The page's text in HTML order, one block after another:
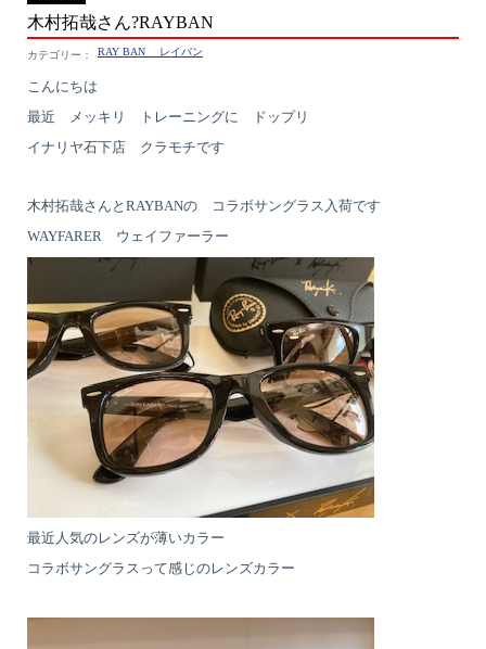
木村拓哉さん?RAYBAN
RAY BAN レイバン
こんにちは
最近 メッキリ トレーニングに ドップリ
イナリヤ石下店 クラモチです
木村拓哉さんとRAYBANの コラボサングラス入荷です
WAYFARER ウェイファーラー
最近人気のレンズが薄いカラー
コラボサングラスって感じのレンズカラー